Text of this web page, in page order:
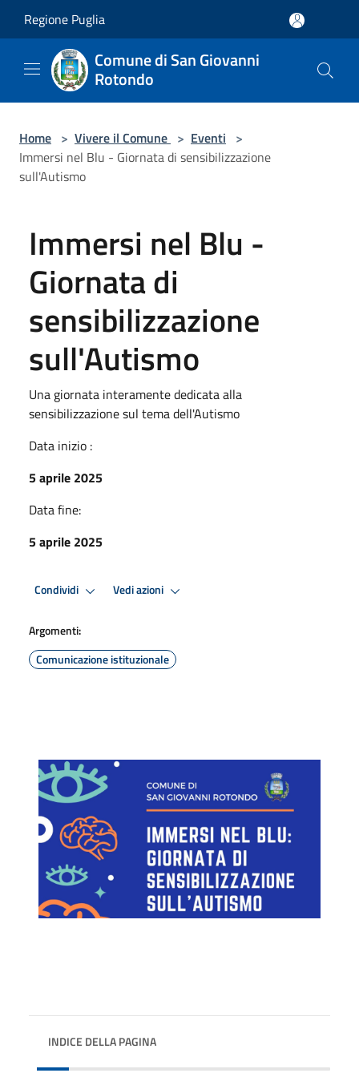
Regione Puglia
Comune di San Giovanni
Rotondo
Home > Vivere il Comune > Eventi >
Immersi nel Blu - Giornata di sensibilizzazione
sull'Autismo
Immersi nel Blu -
Giornata di
sensibilizzazione
sull'Autismo
Una giornata interamente dedicata alla
sensibilizzazione sul tema dell'Autismo
Data inizio :
5 aprile 2025
Data fine:
5 aprile 2025
Condividi Vedi azioni
Argomenti:
Comunicazione istituzionale
INDICE DELLA PAGINA